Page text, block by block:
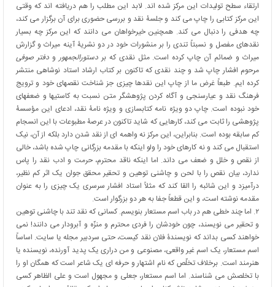
ارتقاء سطح تولیدات این مرکز شده اند. لابد این مطلب را هم دریافته اند که وقتی
این مرکز کتابی را چاپ می کند و جلسۀ نقد و بررسی حضوری برای آن برگزار می کند،
چه هدفی را دنبال می کند. همچنین خیرخواهان می دانند که این مرکز چه بسیار
نقدهای مفصل و نسبتاً تندی را بر منشورات خود در دو نشریۀ آینه میراث و گزارش
میراث و ضمائم آن چاپ کرده است. مثل نقدی که بردستورالجمهورودفتر صوفی
مرحوم افشار چاپ شد و چند نقدی که تاکنون بر کتاب ارشاد استاد نوشاهی منتشر
کرده ایم. طبعاً غرض ما از چاپ این نقدها چیزی جز شناخت نقصهای خود و ترویج
فرهنگ نقد و عیارسنجی و آگاه کردن پژوهشگر متن نسبت به کاستیها و ضعفهای
خود نبوده است. چاپ دو ویژه نامه کتابسازی و ویژه نامۀ نقد، ادعای این مؤسسۀ
پژوهشی را ثابت می کند، کارهایی که شاید تاکنون در عرصۀ مطبوعات با این انسجام
کم سابقه بوده است. بنابراین، این مرکز نه واهمه ای از نقد شدن دارد بلکه از آن، نیک
استقبال می کند و نه کارهای خود را ولو اینکه با مقدمه بزرگانی چاپ شده باشد، خالی
از نقص و خلل و ضعف می داند. اما اینکه ناقد محترم، حرمت و ادب نقد را پاس
ندارد، بیان نقص را با لحن و چاشنی توهین و تحقیر محقق جوان یک اثر کم نظیر،
درآمیزد و این شائبه را القا کند که مثلاً استاد افشار سرسری یک چیزی را به عنوان
مقدمه نوشته است، و این قطعاً جفا به هر دو بزرگوار است.
۲. اما چند خطی هم در باب اسم مستعار بنویسم. کسانی که نقد تند با چاشنی توهین
و تحقیر می نویسند، چون خودشان را فردی محترم و منزّه و آبرودار می دانند! نمی
خواهند کسی بداند که نویسندۀ فلان نقد کیست، حتی سردبیر مجله یا سایت. اساساً
اسم مستعار، یک اسم غیر واقعی، مصنوعی و من دراری یک پدید آورنده، نویسنده یا
هنرمند است. برخلاف تخلّص که نام اشتهار و حرفه ای یک شاعر است که همگان او را
با تخلصش می شناسند. اما اسم مستعار، جعلی و مجهول است و علی الظاهر کسی